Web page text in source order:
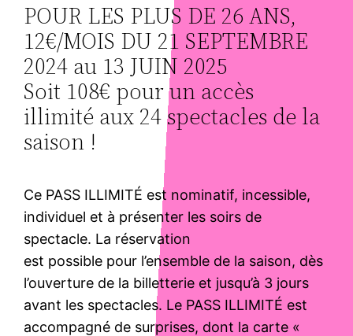
POUR LES PLUS DE 26 ANS,
12€/MOIS DU 21 SEPTEMBRE
2024 au 13 JUIN 2025
Soit 108€ pour un accès
illimité aux 24 spectacles de la
saison !
Ce PASS ILLIMITÉ est nominatif, incessible,
individuel et à présenter les soirs de
spectacle. La réservation
est possible pour l’ensemble de la saison, dès
l’ouverture de la billetterie et jusqu’à 3 jours
avant les spectacles. Le PASS ILLIMITÉ est
accompagné de surprises, dont la carte «